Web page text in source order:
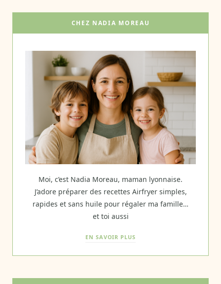
CHEZ NADIA MOREAU
Moi, c’est Nadia Moreau, maman lyonnaise.
J’adore préparer des recettes Airfryer simples,
rapides et sans huile pour régaler ma famille…
et toi aussi
EN SAVOIR PLUS